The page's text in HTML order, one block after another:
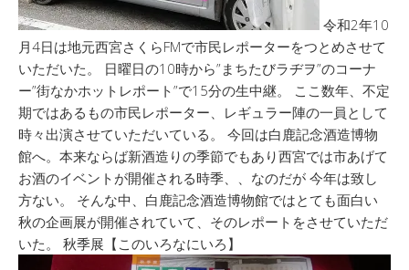
令和2年10
月4日は地元西宮さくらFMで市民レポーターをつとめさせて
いただいた。 日曜日の10時から”まちたびラヂヲ”のコーナ
ー”街なかホットレポート”で15分の生中継。 ここ数年、不定
期ではあるもの市民レポーター、レギュラー陣の一員として
時々出演させていただいている。 今回は白鹿記念酒造博物
館へ。本来ならば新酒造りの季節でもあり西宮では市あげて
お酒のイベントが開催される時季、、なのだが 今年は致し
方ない。 そんな中、白鹿記念酒造博物館ではとても面白い
秋の企画展が開催されていて、そのレポートをさせていただ
いた。 秋季展【このいろなにいろ】